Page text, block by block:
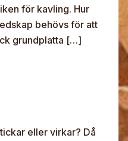
för kavling. Hur
behövs för att
grundplatta […]
eller virkar? Då